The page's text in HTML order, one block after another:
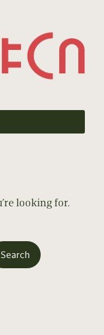
looking for.